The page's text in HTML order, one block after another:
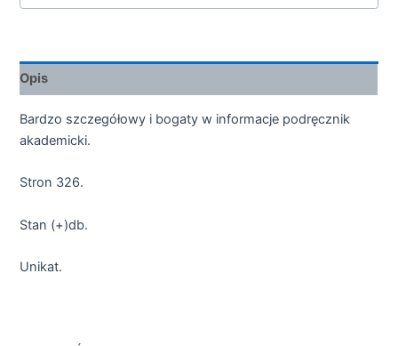
Opis
Bardzo szczegółowy i bogaty w informacje podręcznik
akademicki.
Stron 326.
Stan (+)db.
Unikat.